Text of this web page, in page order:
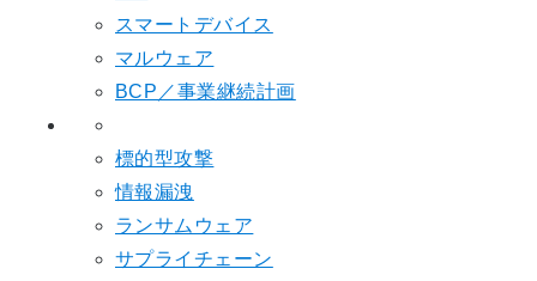
スマートデバイス
マルウェア
BCP／事業継続計画
標的型攻撃
情報漏洩
ランサムウェア
サプライチェーン